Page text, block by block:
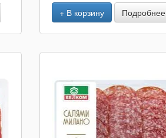
+ В корзину Подробнее